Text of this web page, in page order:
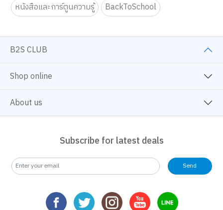
หนังสือและการ์ตูนความรู้
BackToSchool
B2S CLUB
Shop online
About us
Subscribe for latest deals
Send